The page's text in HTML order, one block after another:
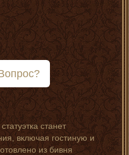
станет
включая гостиную и
из бивня